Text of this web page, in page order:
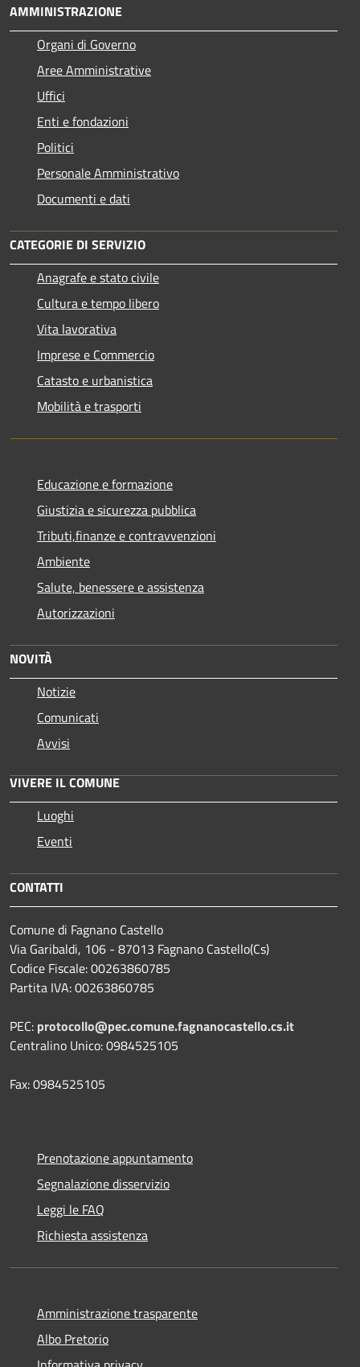
AMMINISTRAZIONE
Organi di Governo
Aree Amministrative
Uffici
Enti e fondazioni
Politici
Personale Amministrativo
Documenti e dati
CATEGORIE DI SERVIZIO
Anagrafe e stato civile
Cultura e tempo libero
Vita lavorativa
Imprese e Commercio
Catasto e urbanistica
Mobilità e trasporti
Educazione e formazione
Giustizia e sicurezza pubblica
Tributi,finanze e contravvenzioni
Ambiente
Salute, benessere e assistenza
Autorizzazioni
NOVITÀ
Notizie
Comunicati
Avvisi
VIVERE IL COMUNE
Luoghi
Eventi
CONTATTI
Comune di Fagnano Castello
Via Garibaldi, 106 - 87013 Fagnano Castello(Cs)
Codice Fiscale: 00263860785
Partita IVA: 00263860785
PEC: protocollo@pec.comune.fagnanocastello.cs.it
Centralino Unico: 0984525105
Fax: 0984525105
Prenotazione appuntamento
Segnalazione disservizio
Leggi le FAQ
Richiesta assistenza
Amministrazione trasparente
Albo Pretorio